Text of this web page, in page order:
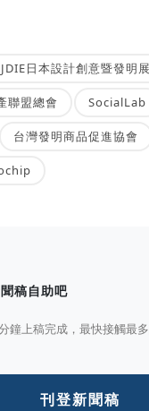
JDIE日本設計創意暨發明展
聯盟總會 SocialLab
台灣發明商品促進協會
稿自助吧
鐘上稿完成，最快接觸最
刊登新聞稿